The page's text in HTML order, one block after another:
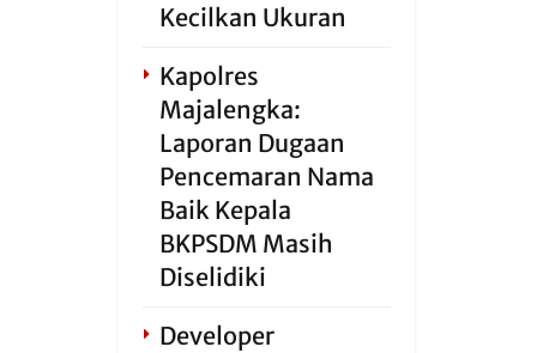
Kecilkan Ukuran
Kapolres
Majalengka:
Laporan Dugaan
Pencemaran Nama
Baik Kepala
BKPSDM Masih
Diselidiki
Developer